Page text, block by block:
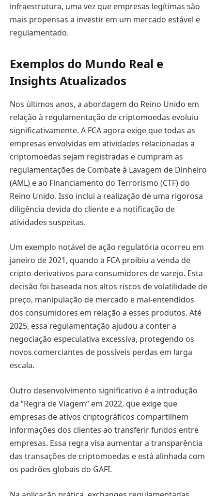
infraestrutura, uma vez que empresas legítimas são
mais propensas a investir em um mercado estável e
regulamentado.
Exemplos do Mundo Real e
Insights Atualizados
Nos últimos anos, a abordagem do Reino Unido em
relação à regulamentação de criptomoedas evoluiu
significativamente. A FCA agora exige que todas as
empresas envolvidas em atividades relacionadas a
criptomoedas sejam registradas e cumpram as
regulamentações de Combate à Lavagem de Dinheiro
(AML) e ao Financiamento do Terrorismo (CTF) do
Reino Unido. Isso inclui a realização de uma rigorosa
diligência devida do cliente e a notificação de
atividades suspeitas.
Um exemplo notável de ação regulatória ocorreu em
janeiro de 2021, quando a FCA proibiu a venda de
cripto-derivativos para consumidores de varejo. Esta
decisão foi baseada nos altos riscos de volatilidade de
preço, manipulação de mercado e mal-entendidos
dos consumidores em relação a esses produtos. Até
2025, essa regulamentação ajudou a conter a
negociação especulativa excessiva, protegendo os
novos comerciantes de possíveis perdas em larga
escala.
Outro desenvolvimento significativo é a introdução
da “Regra de Viagem” em 2022, que exige que
empresas de ativos criptográficos compartilhem
informações dos clientes ao transferir fundos entre
empresas. Essa regra visa aumentar a transparência
das transações de criptomoedas e está alinhada com
os padrões globais do GAFI.